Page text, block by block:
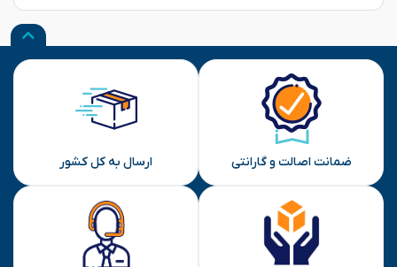
ارسال
ضمانت اصالت و گارانتی ارسال به کل کشور